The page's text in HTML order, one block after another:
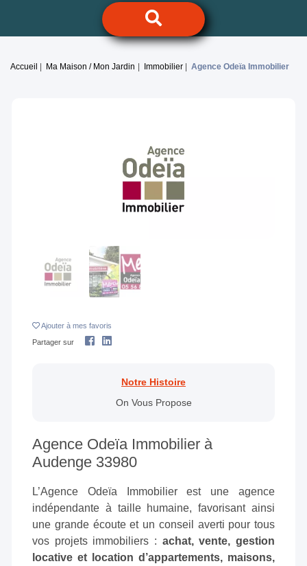
Accueil Ma Maison / Mon Jardin Immobilier Agence Odeïa Immobilier
Ajouter à mes favoris
Partager sur
Notre Histoire
On Vous Propose
Agence Odeïa Immobilier à
Audenge 33980
L’Agence Odeïa Immobilier est une agence
indépendante à taille humaine, favorisant ainsi
une grande écoute et un conseil averti pour tous
vos projets immobiliers : achat, vente, gestion
locative et location d’appartements, maisons,